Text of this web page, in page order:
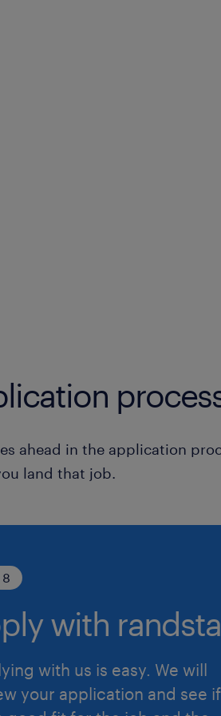
ahead in the application
land that job.
8
with
with us is easy. We will
your application and see